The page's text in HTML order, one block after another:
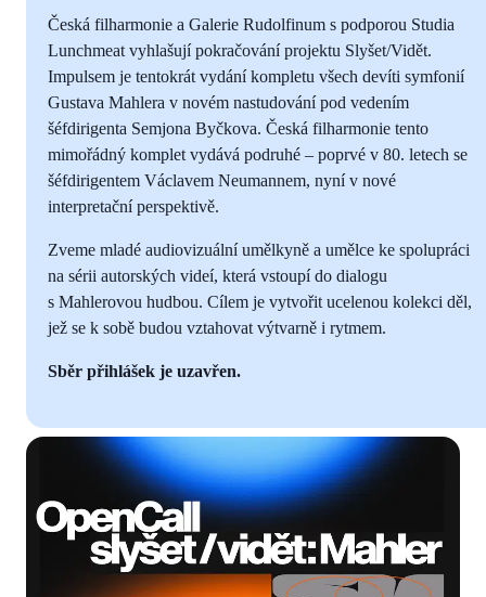
Česká filharmonie a Galerie Rudolfinum s podporou Studia
Lunchmeat vyhlašují pokračování projektu Slyšet/Vidět.
Impulsem je tentokrát vydání kompletu všech devíti symfonií
Gustava Mahlera v novém nastudování pod vedením
šéfdirigenta Semjona Byčkova. Česká filharmonie tento
mimořádný komplet vydává podruhé – poprvé v 80. letech se
šéfdirigentem Václavem Neumannem, nyní v nové
interpretační perspektivě.
Zveme mladé audiovizuální umělkyně a umělce ke spolupráci
na sérii autorských videí, která vstoupí do dialogu
s Mahlerovou hudbou. Cílem je vytvořit ucelenou kolekci děl,
jež se k sobě budou vztahovat výtvarně i rytmem.
Sběr přihlášek je uzavřen.